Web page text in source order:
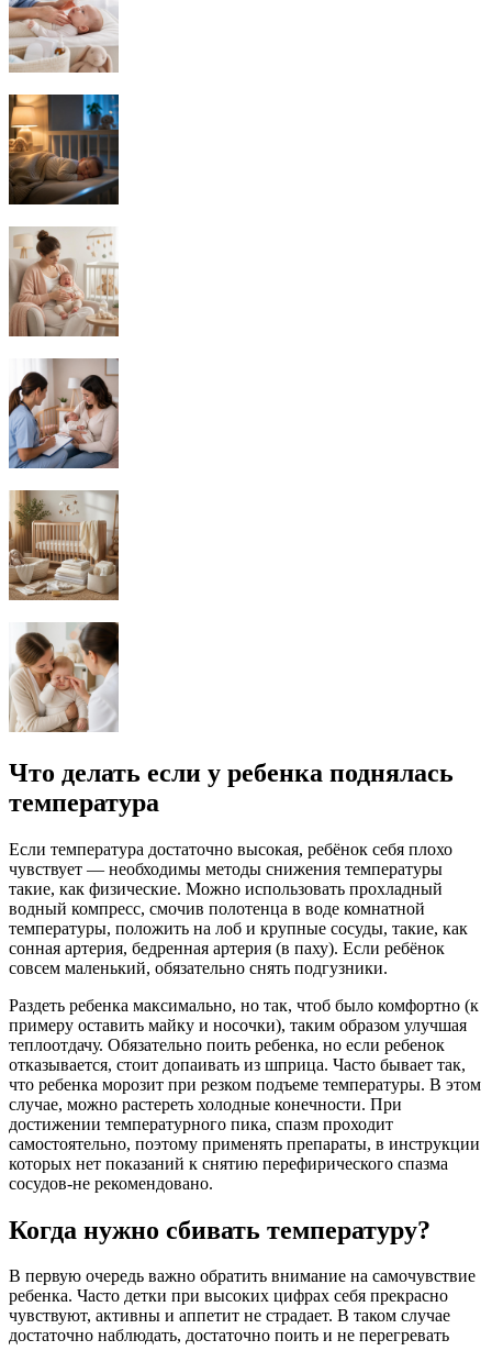
Что делать если у ребенка поднялась
температура
Если температура достаточно высокая, ребёнок себя плохо
чувствует — необходимы методы снижения температуры
такие, как физические. Можно использовать прохладный
водный компресс, смочив полотенца в воде комнатной
температуры, положить на лоб и крупные сосуды, такие, как
сонная артерия, бедренная артерия (в паху). Если ребёнок
совсем маленький, обязательно снять подгузники.
Раздеть ребенка максимально, но так, чтоб было комфортно (к
примеру оставить майку и носочки), таким образом улучшая
теплоотдачу. Обязательно поить ребенка, но если ребенок
отказывается, стоит допаивать из шприца. Часто бывает так,
что ребенка морозит при резком подъеме температуры. В этом
случае, можно растереть холодные конечности. При
достижении температурного пика, спазм проходит
самостоятельно, поэтому применять препараты, в инструкции
которых нет показаний к снятию перефирического спазма
сосудов-не рекомендовано.
Когда нужно сбивать температуру?
В первую очередь важно обратить внимание на самочувствие
ребенка. Часто детки при высоких цифрах себя прекрасно
чувствуют, активны и аппетит не страдает. В таком случае
достаточно наблюдать, достаточно поить и не перегревать